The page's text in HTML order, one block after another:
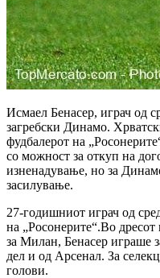
Исмаел Бенасер, играч од
загребски Динамо.
фудбалерот на
со можност за откуп на
изненадување, но за
засилување.
27-годишниот играч од
на „Росонерите“.Во
за Милан, Бенасер играше
дел и од Арсенал. За
голови.